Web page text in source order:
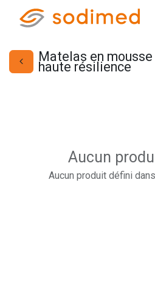
Matelas en mousse
haute résilience
Aucun
Aucun produit défini